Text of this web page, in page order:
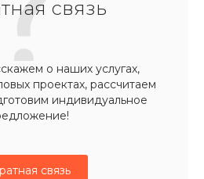
связь
о наших услугах,
проектах, рассчитаем
индивидуальное
связь